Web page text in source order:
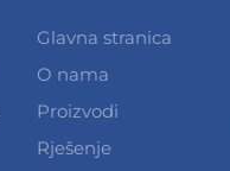
Glavna stranica
O nama
Proizvodi
Rješenje